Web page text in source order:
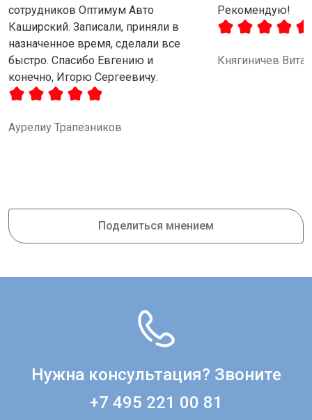
сотрудников Оптимум Авто
Каширский. Записали, приняли в
назначенное время, сделали все
быстро. Спасибо Евгению и
конечно, Игорю Сергеевичу.
Аурелиу Трапезников
Рекомендую!
Княгиничев
Поделиться мнением
Нужна консультация? Звоните
+7 495 221 00 81